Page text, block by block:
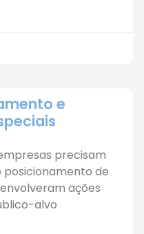
e
precisam
de
ações
alvo